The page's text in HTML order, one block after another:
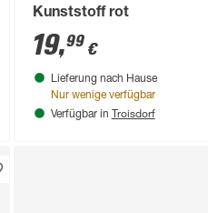
Kunststoff rot
19,99€
Lieferung nach Hause
Nur wenige verfügbar
Verfügbar in Troisdorf